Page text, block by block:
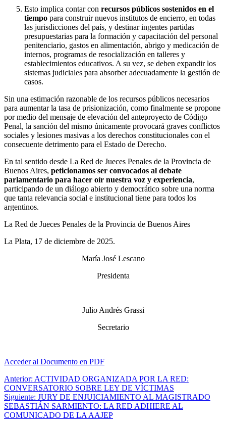
Esto implica contar con recursos públicos sostenidos en el
tiempo para construir nuevos institutos de encierro, en todas
las jurisdicciones del país, y destinar ingentes partidas
presupuestarias para la formación y capacitación del personal
penitenciario, gastos en alimentación, abrigo y medicación de
internos, programas de resocialización en talleres y
establecimientos educativos. A su vez, se deben expandir los
sistemas judiciales para absorber adecuadamente la gestión de
casos.
Sin una estimación razonable de los recursos públicos necesarios
para aumentar la tasa de prisionización, como finalmente se propone
por medio del mensaje de elevación del anteproyecto de Código
Penal, la sanción del mismo únicamente provocará graves conflictos
sociales y lesiones masivas a los derechos constitucionales con el
consecuente detrimento para el Estado de Derecho.
En tal sentido desde La Red de Jueces Penales de la Provincia de
Buenos Aires, peticionamos ser convocados al debate
parlamentario para hacer oír nuestra voz y experiencia,
participando de un diálogo abierto y democrático sobre una norma
que tanta relevancia social e institucional tiene para todos los
argentinos.
La Red de Jueces Penales de la Provincia de Buenos Aires
La Plata, 17 de diciembre de 2025.
María José Lescano
Presidenta
Julio Andrés Grassi
Secretario
Acceder al Documento en PDF
Navegación
de
entradas
Anterior: ACTIVIDAD ORGANIZADA POR LA RED:
CONVERSATORIO SOBRE LEY DE VÍCTIMAS
Siguiente: JURY DE ENJUICIAMIENTO AL MAGISTRADO
SEBASTIÁN SARMIENTO: LA RED ADHIERE AL
COMUNICADO DE LA AAJEP